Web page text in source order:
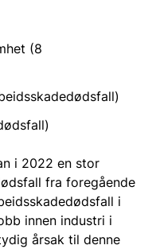
(8
i 2022 en stor
fra foregående
i
innen industri i
årsak til denne